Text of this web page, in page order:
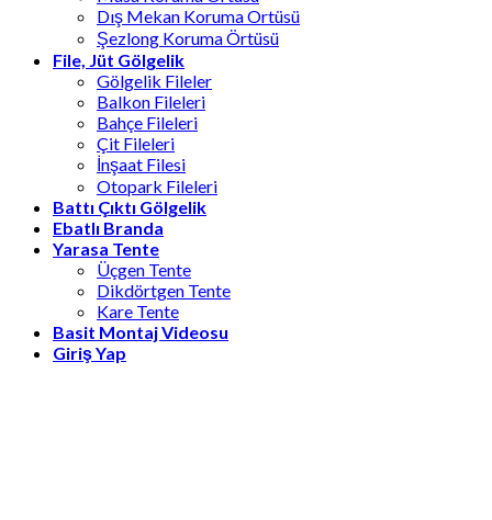
Dış Mekan Koruma Ortüsü
Şezlong Koruma Örtüsü
File, Jüt Gölgelik
Gölgelik Fileler
Balkon Fileleri
Bahçe Fileleri
Çit Fileleri
İnşaat Filesi
Otopark Fileleri
Battı Çıktı Gölgelik
Ebatlı Branda
Yarasa Tente
Üçgen Tente
Dikdörtgen Tente
Kare Tente
Basit Montaj Videosu
Giriş Yap